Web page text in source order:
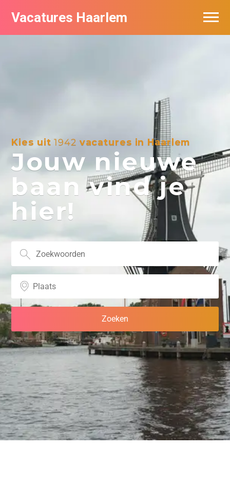
Vacatures Haarlem
Kies uit1942 vacatures in Haarlem
Jouw nieuwe
baan vind je
hier!
Vacatures per bedrijf in Haarlem